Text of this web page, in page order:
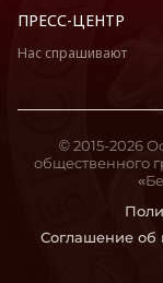
ПРЕСС-ЦЕНТР
Нас спрашивают
Соглашение об
© 2015-2026
общественного